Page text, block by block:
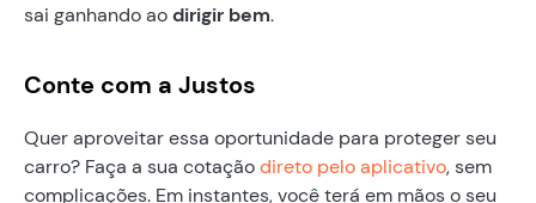
sai ganhando aodirigir bem.
Conte com a Justos
Quer aproveitar essa oportunidade para proteger seu
carro? Faça a sua cotaçãodireto pelo aplicativo, sem
complicações. Em instantes, você terá em mãos o seu